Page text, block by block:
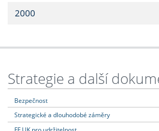
2000
Strategie a další
Bezpečnost
Strategické a dlouhodobé záměry